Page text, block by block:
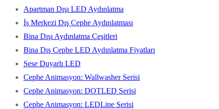
Apartman Dışı LED Aydınlatma
İş Merkezi Dış Cephe Aydınlatması
Bina Dışı Aydınlatma Çeşitleri
Bina Dış Cephe LED Aydınlatma Fiyatları
Sese Duyarlı LED
Cephe Animasyon: Wallwasher Serisi
Cephe Animasyon: DOTLED Serisi
Cephe Animasyon: LEDLine Serisi